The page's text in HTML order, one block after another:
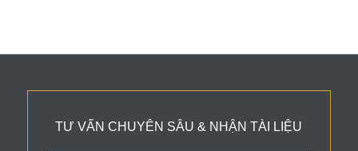
TƯ VẤN CHUYÊN SÂU & NHẬN TÀI LIỆU